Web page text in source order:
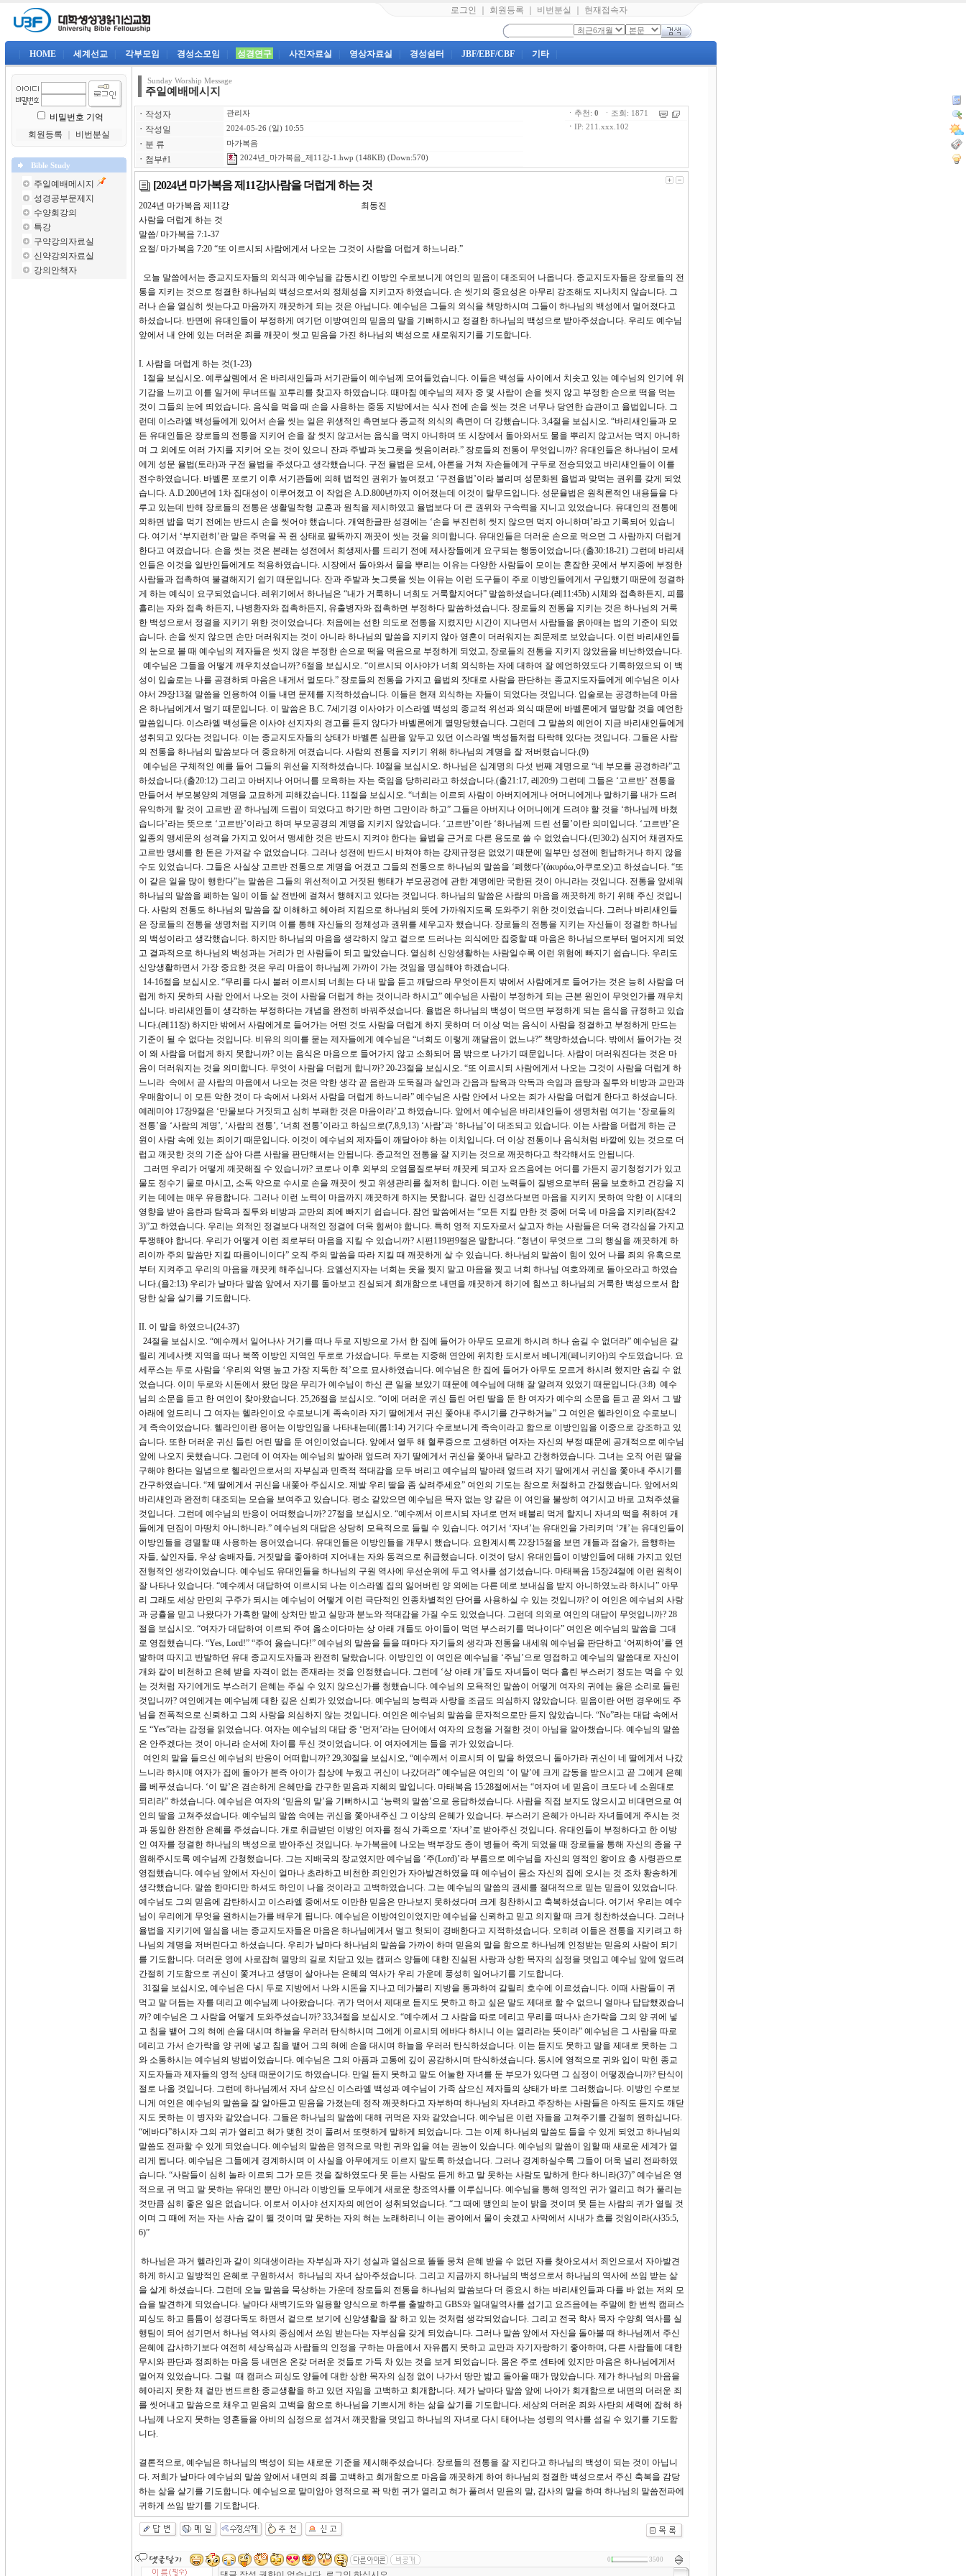
로그인 회원등록 비번분실 현재접속자
HOME 세계선교 각부모임 경성소모임 성경연구 사진자료실 영상자료실 경성쉼터 JBF/EBF/CBF 기타
비밀번호 기억
회원등록
비번분실
Bible Study
주일예배메시지
성경공부문제지
수양회강의
특강
구약강의자료실
신약강의자료실
강의안책자
Sunday Worship Message
주일예배메시지
ㆍ 작성자 관리자
ㆍ 작성일 2024-05-26 (일) 10:55
ㆍ 분 류 마가복음
ㆍ 첨부#1 2024년_마가복음_제11강-1.hwp (148KB) (Down:570)
ㆍ추천: 0 ㆍ조회: 1871
ㆍ IP: 211.xxx.102
[2024년 마가복음 제11강]사람을 더럽게 하는 것
2024년 마가복음 제11강 최동진
사람을 더럽게 하는 것
말씀/ 마가복음 7:1-37
요절/ 마가복음 7:20 “또 이르시되 사람에게서 나오는 그것이 사람을 더럽게 하느니라.”
오늘 말씀에서는 종교지도자들의 외식과 예수님을 감동시킨 이방인 수로보니게 여인의 믿음이 대조되어 나옵니다. 종교지도자들은 장로들의 전
통을 지키는 것으로 정결한 하나님의 백성으로서의 정체성을 지키고자 하였습니다. 손 씻기의 중요성은 아무리 강조해도 지나치지 않습니다. 그
러나 손을 열심히 씻는다고 마음까지 깨끗하게 되는 것은 아닙니다. 예수님은 그들의 외식을 책망하시며 그들이 하나님의 백성에서 멀어졌다고
하셨습니다. 반면에 유대인들이 부정하게 여기던 이방여인의 믿음의 말을 기뻐하시고 정결한 하나님의 백성으로 받아주셨습니다. 우리도 예수님
앞에서 내 안에 있는 더러운 죄를 깨끗이 씻고 믿음을 가진 하나님의 백성으로 새로워지기를 기도합니다.
I. 사람을 더럽게 하는 것(1-23)
1절을 보십시오. 예루살렘에서 온 바리새인들과 서기관들이 예수님께 모여들었습니다. 이들은 백성들 사이에서 치솟고 있는 예수님의 인기에 위
기감을 느끼고 이를 일거에 무너뜨릴 꼬투리를 찾고자 하였습니다. 때마침 예수님의 제자 중 몇 사람이 손을 씻지 않고 부정한 손으로 떡을 먹는
것이 그들의 눈에 띄었습니다. 음식을 먹을 때 손을 사용하는 중동 지방에서는 식사 전에 손을 씻는 것은 너무나 당연한 습관이고 율법입니다. 그
런데 이스라엘 백성들에게 있어서 손을 씻는 일은 위생적인 측면보다 종교적 의식의 측면이 더 강했습니다. 3,4절을 보십시오. “바리새인들과 모
든 유대인들은 장로들의 전통을 지키어 손을 잘 씻지 않고서는 음식을 먹지 아니하며 또 시장에서 돌아와서도 물을 뿌리지 않고서는 먹지 아니하
며 그 외에도 여러 가지를 지키어 오는 것이 있으니 잔과 주발과 놋그릇을 씻음이러라.” 장로들의 전통이 무엇입니까? 유대인들은 하나님이 모세
에게 성문 율법(토라)과 구전 율법을 주셨다고 생각했습니다. 구전 율법은 모세, 아론을 거쳐 자손들에게 구두로 전승되었고 바리새인들이 이를
전수하였습니다. 바벨론 포로기 이후 서기관들에 의해 법적인 권위가 높여졌고 ‘구전율법’이라 불리며 성문화된 율법과 맞먹는 권위를 갖게 되었
습니다. A.D.200년에 1차 집대성이 이루어졌고 이 작업은 A.D.800년까지 이어졌는데 이것이 탈무드입니다. 성문율법은 원칙론적인 내용들을 다
루고 있는데 반해 장로들의 전통은 생활밀착형 교훈과 원칙을 제시하였고 율법보다 더 큰 권위와 구속력을 지니고 있었습니다. 유대인의 전통에
의하면 밥을 먹기 전에는 반드시 손을 씻어야 했습니다. 개역한글판 성경에는 ‘손을 부진런히 씻지 않으면 먹지 아니하며’라고 기록되어 있습니
다. 여기서 ‘부지런히’란 말은 주먹을 꼭 쥔 상태로 팔뚝까지 깨끗이 씻는 것을 의미합니다. 유대인들은 더러운 손으로 먹으면 그 사람까지 더럽게
한다고 여겼습니다. 손을 씻는 것은 본래는 성전에서 희생제사를 드리기 전에 제사장들에게 요구되는 행동이었습니다.(출30:18-21) 그런데 바리새
인들은 이것을 일반인들에게도 적용하였습니다. 시장에서 돌아와서 물을 뿌리는 이유는 다양한 사람들이 모이는 혼잡한 곳에서 부지중에 부정한
사람들과 접촉하여 불결해지기 쉽기 때문입니다. 잔과 주발과 놋그릇을 씻는 이유는 이런 도구들이 주로 이방인들에게서 구입했기 때문에 정결하
게 하는 예식이 요구되었습니다. 레위기에서 하나님은 “내가 거룩하니 너희도 거룩할지어다” 말씀하셨습니다.(레11:45b) 시체와 접촉하든지, 피를
흘리는 자와 접촉 하든지, 나병환자와 접촉하든지, 유출병자와 접촉하면 부정하다 말씀하셨습니다. 장로들의 전통을 지키는 것은 하나님의 거룩
한 백성으로서 정결을 지키기 위한 것이었습니다. 처음에는 선한 의도로 전통을 지켰지만 시간이 지나면서 사람들을 옭아매는 법의 기준이 되었
습니다. 손을 씻지 않으면 손만 더러워지는 것이 아니라 하나님의 말씀을 지키지 않아 영혼이 더러워지는 죄문제로 보았습니다. 이런 바리새인들
의 눈으로 볼 때 예수님의 제자들은 씻지 않은 부정한 손으로 떡을 먹음으로 부정하게 되었고, 장로들의 전통을 지키지 않았음을 비난하였습니다.
예수님은 그들을 어떻게 깨우치셨습니까? 6절을 보십시오. “이르시되 이사야가 너희 외식하는 자에 대하여 잘 예언하였도다 기록하였으되 이 백
성이 입술로는 나를 공경하되 마음은 내게서 멀도다.” 장로들의 전통을 가지고 율법의 잣대로 사람을 판단하는 종교지도자들에게 예수님은 이사
야서 29장13절 말씀을 인용하여 이들 내면 문제를 지적하셨습니다. 이들은 현재 외식하는 자들이 되었다는 것입니다. 입술로는 공경하는데 마음
은 하나님에게서 멀기 때문입니다. 이 말씀은 B.C. 7세기경 이사야가 이스라엘 백성의 종교적 위선과 외식 때문에 바벨론에게 멸망할 것을 예언한
말씀입니다. 이스라엘 백성들은 이사야 선지자의 경고를 듣지 않다가 바벨론에게 멸망당했습니다. 그런데 그 말씀의 예언이 지금 바리새인들에게
성취되고 있다는 것입니다. 이는 종교지도자들의 상태가 바벨론 심판을 앞두고 있던 이스라엘 백성들처럼 타락해 있다는 것입니다. 그들은 사람
의 전통을 하나님의 말씀보다 더 중요하게 여겼습니다. 사람의 전통을 지키기 위해 하나님의 계명을 잘 저버렸습니다.(9)
예수님은 구체적인 예를 들어 그들의 위선을 지적하셨습니다. 10절을 보십시오. 하나님은 십계명의 다섯 번째 계명으로 “네 부모를 공경하라”고
하셨습니다.(출20:12) 그리고 아버지나 어머니를 모욕하는 자는 죽임을 당하리라고 하셨습니다.(출21:17, 레20:9) 그런데 그들은 ‘고르반’ 전통을
만들어서 부모봉양의 계명을 교묘하게 피해갔습니다. 11절을 보십시오. “너희는 이르되 사람이 아버지에게나 어머니에게나 말하기를 내가 드려
유익하게 할 것이 고르반 곧 하나님께 드림이 되었다고 하기만 하면 그만이라 하고” 그들은 아버지나 어머니에게 드려야 할 것을 ‘하나님께 바쳤
습니다’라는 뜻으로 ‘고르반’이라고 하며 부모공경의 계명을 지키지 않았습니다. ‘고르반’이란 ‘하나님께 드린 선물’이란 의미입니다. ‘고르반’은
일종의 맹세문의 성격을 가지고 있어서 맹세한 것은 반드시 지켜야 한다는 율법을 근거로 다른 용도로 쓸 수 없었습니다.(민30:2) 심지어 채권자도
고르반 맹세를 한 돈은 가져갈 수 없었습니다. 그러나 성전에 반드시 바쳐야 하는 강제규정은 없었기 때문에 일부만 성전에 헌납하거나 하지 않을
수도 있었습니다. 그들은 사실상 고르반 전통으로 계명을 어겼고 그들의 전통으로 하나님의 말씀을 ‘폐했다’(ἀκυρόω,아쿠로오)고 하셨습니다. “또
이 같은 일을 많이 행한다”는 말씀은 그들의 위선적이고 거짓된 행태가 부모공경에 관한 계명에만 국한된 것이 아니라는 것입니다. 전통을 앞세워
하나님의 말씀을 폐하는 일이 이들 삶 전반에 걸쳐서 행해지고 있다는 것입니다. 하나님의 말씀은 사람의 마음을 깨끗하게 하기 위해 주신 것입니
다. 사람의 전통도 하나님의 말씀을 잘 이해하고 헤아려 지킴으로 하나님의 뜻에 가까워지도록 도와주기 위한 것이었습니다. 그러나 바리새인들
은 장로들의 전통을 생명처럼 지키며 이를 통해 자신들의 정체성과 권위를 세우고자 했습니다. 장로들의 전통을 지키는 자신들이 정결한 하나님
의 백성이라고 생각했습니다. 하지만 하나님의 마음을 생각하지 않고 겉으로 드러나는 의식에만 집중할 때 마음은 하나님으로부터 멀어지게 되었
고 결과적으로 하나님의 백성과는 거리가 먼 사람들이 되고 말았습니다. 열심히 신앙생활하는 사람일수록 이런 위험에 빠지기 쉽습니다. 우리도
신앙생활하면서 가장 중요한 것은 우리 마음이 하나님께 가까이 가는 것임을 명심해야 하겠습니다.
14-16절을 보십시오. “무리를 다시 불러 이르시되 너희는 다 내 말을 듣고 깨달으라 무엇이든지 밖에서 사람에게로 들어가는 것은 능히 사람을 더
럽게 하지 못하되 사람 안에서 나오는 것이 사람을 더럽게 하는 것이니라 하시고” 예수님은 사람이 부정하게 되는 근본 원인이 무엇인가를 깨우치
십니다. 바리새인들이 생각하는 부정하다는 개념을 완전히 바꿔주셨습니다. 율법은 하나님의 백성이 먹으면 부정하게 되는 음식을 규정하고 있습
니다.(레11장) 하지만 밖에서 사람에게로 들어가는 어떤 것도 사람을 더럽게 하지 못하며 더 이상 먹는 음식이 사람을 정결하고 부정하게 만드는
기준이 될 수 없다는 것입니다. 비유의 의미를 묻는 제자들에게 예수님은 “너희도 이렇게 깨달음이 없느냐?” 책망하셨습니다. 밖에서 들어가는 것
이 왜 사람을 더럽게 하지 못합니까? 이는 음식은 마음으로 들어가지 않고 소화되어 몸 밖으로 나가기 때문입니다. 사람이 더러워진다는 것은 마
음이 더러워지는 것을 의미합니다. 무엇이 사람을 더럽게 합니까? 20-23절을 보십시오. “또 이르시되 사람에게서 나오는 그것이 사람을 더럽게 하
느니라 속에서 곧 사람의 마음에서 나오는 것은 악한 생각 곧 음란과 도둑질과 살인과 간음과 탐욕과 악독과 속임과 음탕과 질투와 비방과 교만과
우매함이니 이 모든 악한 것이 다 속에서 나와서 사람을 더럽게 하느니라” 예수님은 사람 안에서 나오는 죄가 사람을 더럽게 한다고 하셨습니다.
예레미야 17장9절은 ‘만물보다 거짓되고 심히 부패한 것은 마음이라’고 하였습니다. 앞에서 예수님은 바리새인들이 생명처럼 여기는 ‘장로들의
전통’을 ‘사람의 계명’, ‘사람의 전통’, ‘너희 전통’이라고 하심으로(7,8,9,13) ‘사람’과 ‘하나님’이 대조되고 있습니다. 이는 사람을 더럽게 하는 근
원이 사람 속에 있는 죄이기 때문입니다. 이것이 예수님의 제자들이 깨달아야 하는 이치입니다. 더 이상 전통이나 음식처럼 바깥에 있는 것으로 더
럽고 깨끗한 것의 기준 삼아 다른 사람을 판단해서는 안됩니다. 종교적인 전통을 잘 지키는 것으로 깨끗하다고 착각해서도 안됩니다.
그러면 우리가 어떻게 깨끗해질 수 있습니까? 코로나 이후 외부의 오염물질로부터 깨끗케 되고자 요즈음에는 어디를 가든지 공기청정기가 있고
물도 정수기 물로 마시고, 소독 약으로 수시로 손을 깨끗이 씻고 위생관리를 철저히 합니다. 이런 노력들이 질병으로부터 몸을 보호하고 건강을 지
키는 데에는 매우 유용합니다. 그러나 이런 노력이 마음까지 깨끗하게 하지는 못합니다. 겉만 신경쓰다보면 마음을 지키지 못하여 악한 이 시대의
영향을 받아 음란과 탐욕과 질투와 비방과 교만의 죄에 빠지기 쉽습니다. 잠언 말씀에서는 “모든 지킬 만한 것 중에 더욱 네 마음을 지키라(잠4:2
3)”고 하였습니다. 우리는 외적인 정결보다 내적인 정결에 더욱 힘써야 합니다. 특히 영적 지도자로서 살고자 하는 사람들은 더욱 경각심을 가지고
투쟁해야 합니다. 우리가 어떻게 이런 죄로부터 마음을 지킬 수 있습니까? 시편119편9절은 말합니다. “청년이 무엇으로 그의 행실을 깨끗하게 하
리이까 주의 말씀만 지킬 따름이니이다” 오직 주의 말씀을 따라 지킬 때 깨끗하게 살 수 있습니다. 하나님의 말씀이 힘이 있어 나를 죄의 유혹으로
부터 지켜주고 우리의 마음을 깨끗케 해주십니다. 요엘선지자는 너희는 옷을 찢지 말고 마음을 찢고 너희 하나님 여호와께로 돌아오라고 하였습
니다.(욜2:13) 우리가 날마다 말씀 앞에서 자기를 돌아보고 진실되게 회개함으로 내면을 깨끗하게 하기에 힘쓰고 하나님의 거룩한 백성으로서 합
당한 삶을 살기를 기도합니다.
II. 이 말을 하였으니(24-37)
24절을 보십시오. “예수께서 일어나사 거기를 떠나 두로 지방으로 가서 한 집에 들어가 아무도 모르게 하시려 하나 숨길 수 없더라” 예수님은 갈
릴리 게네사렛 지역을 떠나 북쪽 이방인 지역인 두로로 가셨습니다. 두로는 지중해 연안에 위치한 도시로서 베니게(페니키아)의 수도였습니다. 요
세푸스는 두로 사람을 ‘우리의 악명 높고 가장 지독한 적’으로 묘사하였습니다. 예수님은 한 집에 들어가 아무도 모르게 하시려 했지만 숨길 수 없
었습니다. 이미 두로와 시돈에서 왔던 많은 무리가 예수님이 하신 큰 일을 보았기 때문에 예수님에 대해 잘 알려져 있었기 때문입니다.(3:8) 예수
님의 소문을 듣고 한 여인이 찾아왔습니다. 25,26절을 보십시오. “이에 더러운 귀신 들린 어린 딸을 둔 한 여자가 예수의 소문을 듣고 곧 와서 그 발
아래에 엎드리니 그 여자는 헬라인이요 수로보니게 족속이라 자기 딸에게서 귀신 쫓아내 주시기를 간구하거늘” 그 여인은 헬라인이요 수로보니
게 족속이었습니다. 헬라인이란 용어는 이방인임을 나타내는데(롬1:14) 거기다 수로보니게 족속이라고 함으로 이방인임을 이중으로 강조하고 있
습니다. 또한 더러운 귀신 들린 어린 딸을 둔 여인이었습니다. 앞에서 열두 해 혈루증으로 고생하던 여자는 자신의 부정 때문에 공개적으로 예수님
앞에 나오지 못했습니다. 그런데 이 여자는 예수님의 발아래 엎드려 자기 딸에게서 귀신을 쫓아내 달라고 간청하였습니다. 그녀는 오직 어린 딸을
구해야 한다는 일념으로 헬라인으로서의 자부심과 민족적 적대감을 모두 버리고 예수님의 발아래 엎드려 자기 딸에게서 귀신을 쫓아내 주시기를
간구하였습니다. “제 딸에게서 귀신을 내쫓아 주십시오. 제발 우리 딸을 좀 살려주세요” 여인의 기도는 참으로 처절하고 간절했습니다. 앞에서의
바리새인과 완전히 대조되는 모습을 보여주고 있습니다. 평소 같았으면 예수님은 목자 없는 양 같은 이 여인을 불쌍히 여기시고 바로 고쳐주셨을
것입니다. 그런데 예수님의 반응이 어떠했습니까? 27절을 보십시오. “예수께서 이르시되 자녀로 먼저 배불리 먹게 할지니 자녀의 떡을 취하여 개
들에게 던짐이 마땅치 아니하니라.” 예수님의 대답은 상당히 모욕적으로 들릴 수 있습니다. 여기서 ‘자녀’는 유대인을 가리키며 ‘개’는 유대인들이
이방인들을 경멸할 때 사용하는 용어였습니다. 유대인들은 이방인들을 개무시 했습니다. 요한계시록 22장15절을 보면 개들과 점술가, 음행하는
자들, 살인자들, 우상 숭배자들, 거짓말을 좋아하며 지어내는 자와 동격으로 취급했습니다. 이것이 당시 유대인들이 이방인들에 대해 가지고 있던
전형적인 생각이었습니다. 예수님도 유대인들을 하나님의 구원 역사에 우선순위에 두고 역사를 섬기셨습니다. 마태복음 15장24절에 이런 원칙이
잘 나타나 있습니다. “예수께서 대답하여 이르시되 나는 이스라엘 집의 잃어버린 양 외에는 다른 데로 보내심을 받지 아니하였노라 하시니” 아무
리 그래도 세상 만민의 구주가 되시는 예수님이 어떻게 이런 극단적인 인종차별적인 단어를 사용하실 수 있는 것입니까? 이 여인은 예수님의 사랑
과 긍휼을 믿고 나왔다가 가혹한 말에 상처만 받고 실망과 분노와 적대감을 가질 수도 있었습니다. 그런데 의외로 여인의 대답이 무엇입니까? 28
절을 보십시오. “여자가 대답하여 이르되 주여 옳소이다마는 상 아래 개들도 아이들이 먹던 부스러기를 먹나이다” 여인은 예수님의 말씀을 그대
로 영접했습니다. “Yes, Lord!” “주여 옳습니다!” 예수님의 말씀을 들을 때마다 자기들의 생각과 전통을 내세워 예수님을 판단하고 ‘어찌하여’를 연
발하며 따지고 반발하던 유대 종교지도자들과 완전히 달랐습니다. 이방인인 이 여인은 예수님을 ‘주님’으로 영접하고 예수님의 말씀대로 자신이
개와 같이 비천하고 은혜 받을 자격이 없는 존재라는 것을 인정했습니다. 그런데 ‘상 아래 개’들도 자녀들이 먹다 흘린 부스러기 정도는 먹을 수 있
는 것처럼 자기에게도 부스러기 은혜는 주실 수 있지 않으신가를 청했습니다. 예수님의 모욕적인 말씀이 어떻게 여자의 귀에는 옳은 소리로 들린
것입니까? 여인에게는 예수님께 대한 깊은 신뢰가 있었습니다. 예수님의 능력과 사랑을 조금도 의심하지 않았습니다. 믿음이란 어떤 경우에도 주
님을 전폭적으로 신뢰하고 그의 사랑을 의심하지 않는 것입니다. 여인은 예수님의 말씀을 문자적으로만 듣지 않았습니다. “No”라는 대답 속에서
도 “Yes”라는 감정을 읽었습니다. 여자는 예수님의 대답 중 ‘먼저’라는 단어에서 여자의 요청을 거절한 것이 아님을 알아챘습니다. 예수님의 말씀
은 안주겠다는 것이 아니라 순서에 차이를 두신 것이었습니다. 이 여자에게는 들을 귀가 있었습니다.
여인의 말을 들으신 예수님의 반응이 어떠합니까? 29,30절을 보십시오, “예수께서 이르시되 이 말을 하였으니 돌아가라 귀신이 네 딸에게서 나갔
느니라 하시매 여자가 집에 돌아가 본즉 아이가 침상에 누웠고 귀신이 나갔더라” 예수님은 여인의 ‘이 말’에 크게 감동을 받으시고 곧 그에게 은혜
를 베푸셨습니다. ‘이 말’은 겸손하게 은혜만을 간구한 믿음과 지혜의 말입니다. 마태복음 15:28절에서는 “여자여 네 믿음이 크도다 네 소원대로
되리라” 하셨습니다. 예수님은 여자의 ‘믿음의 말’을 기뻐하시고 ‘능력의 말씀’으로 응답하셨습니다. 사람을 직접 보지도 않으시고 비대면으로 여
인의 딸을 고쳐주셨습니다. 예수님의 말씀 속에는 귀신을 쫓아내주신 그 이상의 은혜가 있습니다. 부스러기 은혜가 아니라 자녀들에게 주시는 것
과 동일한 완전한 은혜를 주셨습니다. 개로 취급받던 이방인 여자를 정식 가족으로 ‘자녀’로 받아주신 것입니다. 유대인들이 부정하다고 한 이방
인 여자를 정결한 하나님의 백성으로 받아주신 것입니다. 누가복음에 나오는 백부장도 종이 병들어 죽게 되었을 때 장로들을 통해 자신의 종을 구
원해주시도록 예수님께 간청했습니다. 그는 지배국의 장교였지만 예수님을 ‘주(Lord)’라 부름으로 예수님을 자신의 영적인 왕이요 총 사령관으로
영접했습니다. 예수님 앞에서 자신이 얼마나 초라하고 비천한 죄인인가 자아발견하였을 때 예수님이 몸소 자신의 집에 오시는 것 조차 황송하게
생각했습니다. 말씀 한마디만 하셔도 하인이 나을 것이라고 고백하였습니다. 그는 예수님의 말씀의 권세를 절대적으로 믿는 믿음이 있었습니다.
예수님도 그의 믿음에 감탄하시고 이스라엘 중에서도 이만한 믿음은 만나보지 못하셨다며 크게 칭찬하시고 축복하셨습니다. 여기서 우리는 예수
님이 우리에게 무엇을 원하시는가를 배우게 됩니다. 예수님은 이방여인이었지만 예수님을 신뢰하고 믿고 의지할 때 크게 칭찬하셨습니다. 그러나
율법을 지키기에 열심을 내는 종교지도자들은 마음은 하나님에게서 멀고 헛되이 경배한다고 지적하셨습니다. 오히려 이들은 전통을 지키려고 하
나님의 계명을 저버린다고 하셨습니다. 우리가 날마다 하나님의 말씀을 가까이 하며 믿음의 말을 함으로 하나님께 인정받는 믿음의 사람이 되기
를 기도합니다. 더러운 영에 사로잡혀 멸망의 길로 치닫고 있는 캠퍼스 양들에 대한 진실된 사랑과 상한 목자의 심정을 덧입고 예수님 앞에 엎드려
간절히 기도함으로 귀신이 쫓겨나고 생명이 살아나는 은혜의 역사가 우리 가운데 풍성히 일어나기를 기도합니다.
31절을 보십시오, 예수님은 다시 두로 지방에서 나와 시돈을 지나고 데가볼리 지방을 통과하여 갈릴리 호수에 이르셨습니다. 이때 사람들이 귀
먹고 말 더듬는 자를 데리고 예수님께 나아왔습니다. 귀가 먹어서 제대로 듣지도 못하고 하고 싶은 말도 제대로 할 수 없으니 얼마나 답답했겠습니
까? 예수님은 그 사람을 어떻게 도와주셨습니까? 33,34절을 보십시오. “예수께서 그 사람을 따로 데리고 무리를 떠나사 손가락을 그의 양 귀에 넣
고 침을 뱉어 그의 혀에 손을 대시며 하늘을 우러러 탄식하시며 그에게 이르시되 에바다 하시니 이는 열리라는 뜻이라” 예수님은 그 사람을 따로
데리고 가서 손가락을 양 귀에 넣고 침을 뱉어 그의 혀에 손을 대시며 하늘을 우러러 탄식하셨습니다. 이는 듣지도 못하고 말을 제대로 못하는 그
와 소통하시는 예수님의 방법이었습니다. 예수님은 그의 아픔과 고통에 깊이 공감하시며 탄식하셨습니다. 동시에 영적으로 귀와 입이 막힌 종교
지도자들과 제자들의 영적 상태 때문이기도 하였습니다. 만일 듣지 못하고 말도 어눌한 자녀를 둔 부모가 있다면 그 심정이 어떻겠습니까? 탄식이
절로 나올 것입니다. 그런데 하나님께서 자녀 삼으신 이스라엘 백성과 예수님이 가족 삼으신 제자들의 상태가 바로 그러했습니다. 이방인 수로보
니게 여인은 예수님의 말씀을 잘 알아듣고 믿음을 가졌는데 정작 깨끗하다고 자부하며 하나님의 자녀라고 주장하는 사람들은 아직도 듣지도 깨닫
지도 못하는 이 병자와 같았습니다. 그들은 하나님의 말씀에 대해 귀먹은 자와 같았습니다. 예수님은 이런 자들을 고쳐주기를 간절히 원하십니다.
“에바다”하시자 그의 귀가 열리고 혀가 맺힌 것이 풀려서 또렷하게 말하게 되었습니다. 그는 이제 하나님의 말씀도 들을 수 있게 되었고 하나님의
말씀도 전파할 수 있게 되었습니다. 예수님의 말씀은 영적으로 막힌 귀와 입을 여는 권능이 있습니다. 예수님의 말씀이 임할 때 새로운 세계가 열
리게 됩니다. 예수님은 그들에게 경계하시며 이 사실을 아무에게도 이르지 말도록 하셨습니다. 그러나 경계하실수록 그들이 더욱 널리 전파하였
습니다. “사람들이 심히 놀라 이르되 그가 모든 것을 잘하였도다 못 듣는 사람도 듣게 하고 말 못하는 사람도 말하게 한다 하니라(37)” 예수님은 영
적으로 귀 먹고 말 못하는 유대인 뿐만 아니라 이방인들 모두에게 새로운 창조역사를 이루십니다. 예수님을 통해 영적인 귀가 열리고 혀가 풀리는
것만큼 심히 좋은 일은 없습니다. 이로서 이사야 선지자의 예언이 성취되었습니다. “그 때에 맹인의 눈이 밝을 것이며 못 듣는 사람의 귀가 열릴 것
이며 그 때에 저는 자는 사슴 같이 뛸 것이며 말 못하는 자의 혀는 노래하리니 이는 광야에서 물이 솟겠고 사막에서 시내가 흐를 것임이라(사35:5,
6)”
하나님은 과거 헬라인과 같이 의대생이라는 자부심과 자기 성실과 열심으로 똘똘 뭉쳐 은혜 받을 수 없던 자를 찾아오셔서 죄인으로서 자아발견
하게 하시고 일방적인 은혜로 구원하셔서 하나님의 자녀 삼아주셨습니다. 그리고 지금까지 하나님의 백성으로서 하나님의 역사에 쓰임 받는 삶
을 살게 하셨습니다. 그런데 오늘 말씀을 묵상하는 가운데 장로들의 전통을 하나님의 말씀보다 더 중요시 하는 바리새인들과 다를 바 없는 저의 모
습을 발견하게 되었습니다. 날마다 새벽기도와 일용할 양식으로 하루를 출발하고 GBS와 일대일역사를 섬기고 요즈음에는 주말에 한 번씩 캠퍼스
피싱도 하고 틈틈이 성경다독도 하면서 겉으로 보기에 신앙생활을 잘 하고 있는 것처럼 생각되었습니다. 그리고 전국 학사 목자 수양회 역사를 실
행팀이 되어 섬기면서 하나님 역사의 중심에서 쓰임 받는다는 자부심을 갖게 되었습니다. 그러나 말씀 앞에서 자신을 돌아볼 때 하나님께서 주신
은혜에 감사하기보다 여전히 세상욕심과 사람들의 인정을 구하는 마음에서 자유롭지 못하고 교만과 자기자랑하기 좋아하며, 다른 사람들에 대한
무시와 판단과 정죄하는 마음 등 내면은 온갖 더러운 것들로 가득 차 있는 것을 보게 되었습니다. 몸은 주로 센타에 있지만 마음은 하나님에게서
멀어져 있었습니다. 그럴 때 캠퍼스 피싱도 양들에 대한 상한 목자의 심정 없이 나가서 땅만 밟고 돌아올 때가 많았습니다. 제가 하나님의 마음을
헤아리지 못한 채 겉만 번드르한 종교생활을 하고 있던 자임을 고백하고 회개합니다. 제가 날마다 말씀 앞에 나아가 회개함으로 내면의 더러운 죄
를 씻어내고 말씀으로 채우고 믿음의 고백을 함으로 하나님을 기쁘시게 하는 삶을 살기를 기도합니다. 세상의 더러운 죄와 사탄의 세력에 잡혀 하
나님께 나오지 못하는 영혼들을 아비의 심정으로 섬겨서 깨끗함을 덧입고 하나님의 자녀로 다시 태어나는 성령의 역사를 섬길 수 있기를 기도합
니다.
결론적으로, 예수님은 하나님의 백성이 되는 새로운 기준을 제시해주셨습니다. 장로들의 전통을 잘 지킨다고 하나님의 백성이 되는 것이 아닙니
다. 저희가 날마다 예수님의 말씀 앞에서 내면의 죄를 고백하고 회개함으로 마음을 깨끗하게 하여 하나님의 정결한 백성으로서 주신 축복을 감당
하는 삶을 살기를 기도합니다. 예수님으로 말미암아 영적으로 꽉 막힌 귀가 열리고 혀가 풀려서 믿음의 말, 감사의 말을 하며 하나님의 말씀전파에
귀하게 쓰임 받기를 기도합니다.
0 3500